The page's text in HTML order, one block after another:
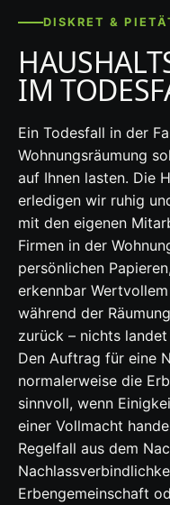
DISKRET &
IM
Ein Todesfall in der
Wohnungsräumung
auf Ihnen lasten. Die
erledigen wir ruhig
mit den eigenen
Firmen in der
persönlichen
erkennbar
während der
zurück – nichts
Den Auftrag für eine
normalerweise die
sinnvoll, wenn
einer Vollmacht
Regelfall aus dem
Erbengemeinschaft